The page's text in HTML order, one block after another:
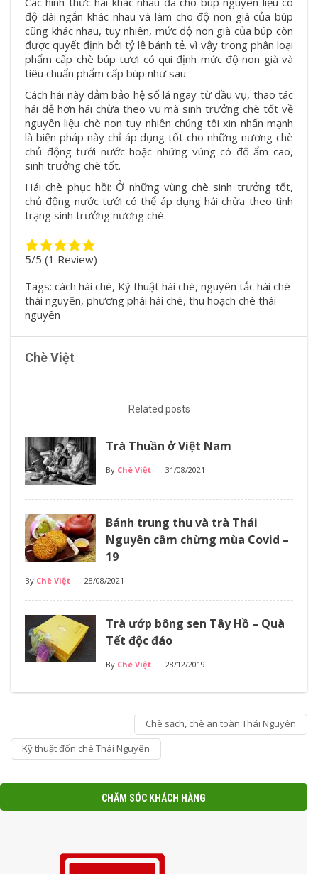
độ dài ngắn khác nhau và làm cho độ non già của búp
cũng khác nhau, tuy nhiên, mức độ non già của búp còn
được quyết định bởi tỷ lệ bánh tẻ. vì vậy trong phân loại
phẩm cấp chè búp tươi có qui định mức độ non già và
tiêu chuẩn phẩm cấp búp như sau:
Cách hái này đảm bảo hệ số lá ngay từ đầu vụ, thao tác
hái dễ hơn hái chừa theo vụ mà sinh trưởng chè tốt về
nguyên liệu chè non tuy nhiên chúng tôi xin nhấn mạnh
là biện pháp này chỉ áp dụng tốt cho những nương chè
chủ động tưới nước hoặc những vùng có độ ẩm cao,
sinh trưởng chè tốt.
Hái chè phục hồi: Ở những vùng chè sinh trưởng tốt,
chủ động nước tưới có thể áp dụng hái chừa theo tình
trạng sinh trưởng nương chè.
5/5 (1 Review)
Tags: cách hái chè, Kỹ thuật hái chè, nguyên tắc hái chè
thái nguyên, phương phái hái chè, thu hoạch chè thái
nguyên
Chè Việt
Related posts
Trà Thuần ở Việt Nam
By Chè Việt 31/08/2021
Bánh trung thu và trà Thái
Nguyên cầm chừng mùa Covid –
19
By Chè Việt 28/08/2021
Trà ướp bông sen Tây Hồ – Quà
Tết độc đáo
By Chè Việt 28/12/2019
Chè sạch, chè an toàn Thái Nguyên
Kỹ thuật đốn chè Thái Nguyên
CHĂM SÓC KHÁCH HÀNG